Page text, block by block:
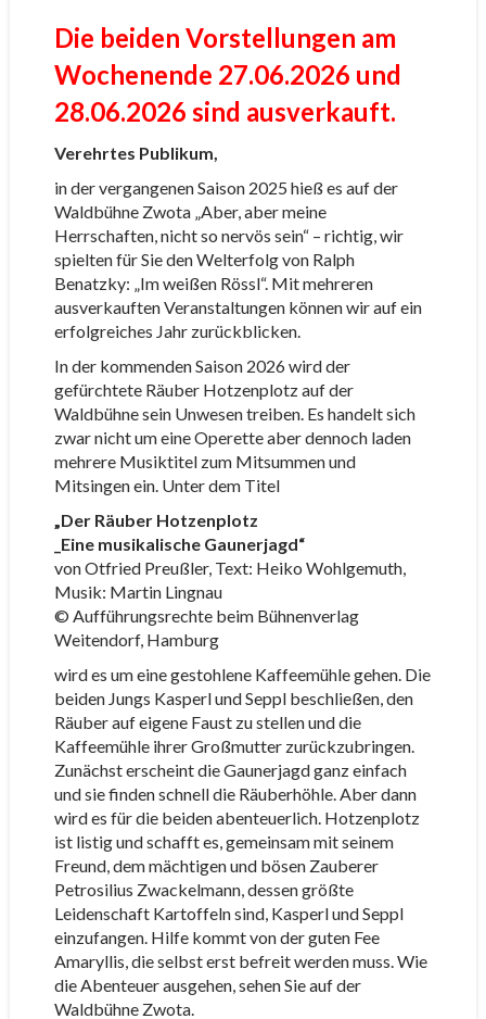
Die beiden Vorstellungen am
Wochenende 27.06.2026 und
28.06.2026 sind ausverkauft.
Verehrtes Publikum,
in der vergangenen Saison 2025 hieß es auf der
Waldbühne Zwota „Aber, aber meine
Herrschaften, nicht so nervös sein“ – richtig, wir
spielten für Sie den Welterfolg von Ralph
Benatzky: „Im weißen Rössl“. Mit mehreren
ausverkauften Veranstaltungen können wir auf ein
erfolgreiches Jahr zurückblicken.
In der kommenden Saison 2026 wird der
gefürchtete Räuber Hotzenplotz auf der
Waldbühne sein Unwesen treiben. Es handelt sich
zwar nicht um eine Operette aber dennoch laden
mehrere Musiktitel zum Mitsummen und
Mitsingen ein. Unter dem Titel
„Der Räuber Hotzenplotz
_Eine musikalische Gaunerjagd“
von Otfried Preußler, Text: Heiko Wohlgemuth,
Musik: Martin Lingnau
© Aufführungsrechte beim Bühnenverlag
Weitendorf, Hamburg
wird es um eine gestohlene Kaffeemühle gehen. Die
beiden Jungs Kasperl und Seppl beschließen, den
Räuber auf eigene Faust zu stellen und die
Kaffeemühle ihrer Großmutter zurückzubringen.
Zunächst erscheint die Gaunerjagd ganz einfach
und sie finden schnell die Räuberhöhle. Aber dann
wird es für die beiden abenteuerlich. Hotzenplotz
ist listig und schafft es, gemeinsam mit seinem
Freund, dem mächtigen und bösen Zauberer
Petrosilius Zwackelmann, dessen größte
Leidenschaft Kartoffeln sind, Kasperl und Seppl
einzufangen. Hilfe kommt von der guten Fee
Amaryllis, die selbst erst befreit werden muss. Wie
die Abenteuer ausgehen, sehen Sie auf der
Waldbühne Zwota.